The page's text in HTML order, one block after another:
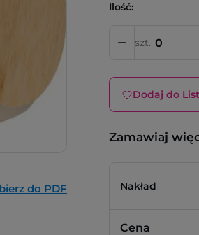
do PDF
Ilość:
szt.
Dodaj do
Zamawiaj
Nakład
Cena